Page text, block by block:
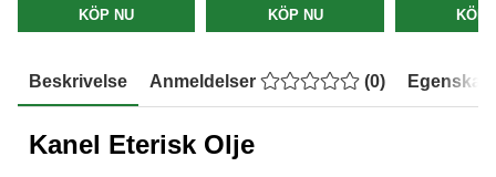
KÖP NU
KÖP NU
KÖP
Beskrivelse Anmeldelser (0)
Kanel Eterisk Olje